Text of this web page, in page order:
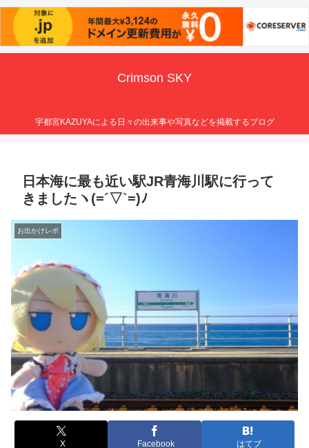
Crimson SKY
宇都宮KAZUYAによる日々の出来事や写真などを掲載するブログ
日本海に最も近い駅JR青海川駅に行って
きましたヽ(=´▽`=)ﾉ
お出かけレポ
X Facebook はてブ